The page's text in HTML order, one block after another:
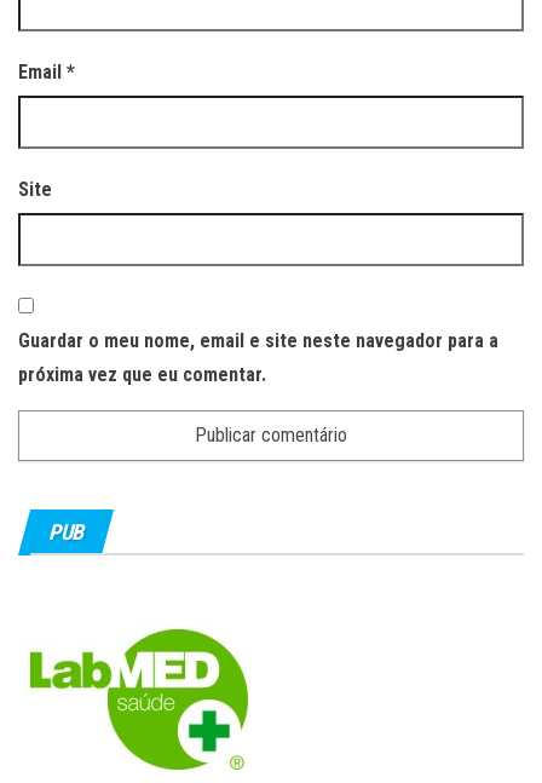
Email *
Site
Guardar o meu nome, email e site neste navegador para a
próxima vez que eu comentar.
PUB